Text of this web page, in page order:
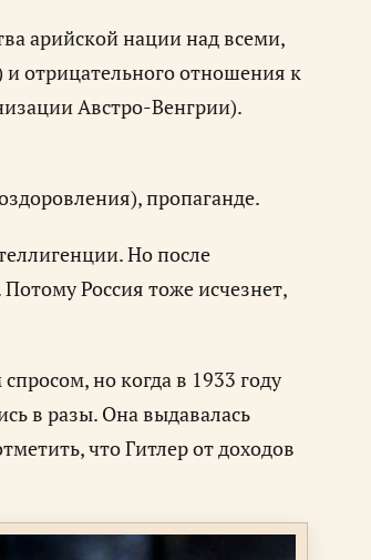
арийской нации над всеми,
и отрицательного отношения к
Австро-Венгрии).
пропаганде.
Но после
Россия тоже исчезнет,
но когда в 1933 году
в разы. Она выдавалась
что Гитлер от доходов